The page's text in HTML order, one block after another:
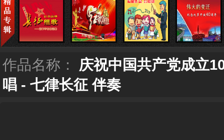
作品名称： 庆祝中国共产党成立
唱 - 七律长征 伴奏